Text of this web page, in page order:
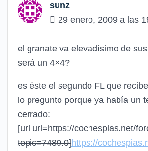
sunz
29 enero, 2009 a las
el granate va elevadísimo de
será un 4×4?
es éste el segundo FL que
lo pregunto porque ya había un
cerrado:
[url url=https://cochespias.net/
topic=7489.0]https://